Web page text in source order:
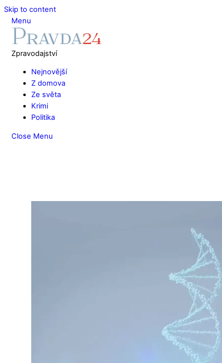
Skip to content
Menu
Zpravodajství
Nejnovější
Z domova
Ze světa
Krimi
Politika
Close Menu